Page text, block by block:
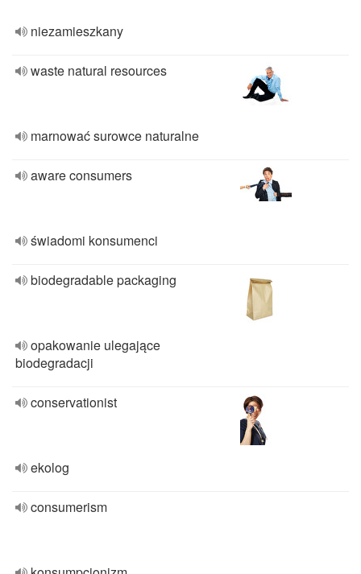
niezamieszkany
waste natural resources
marnować surowce naturalne
aware consumers
świadomi konsumenci
biodegradable packaging
opakowanie ulegające
biodegradacji
conservationist
ekolog
consumerism